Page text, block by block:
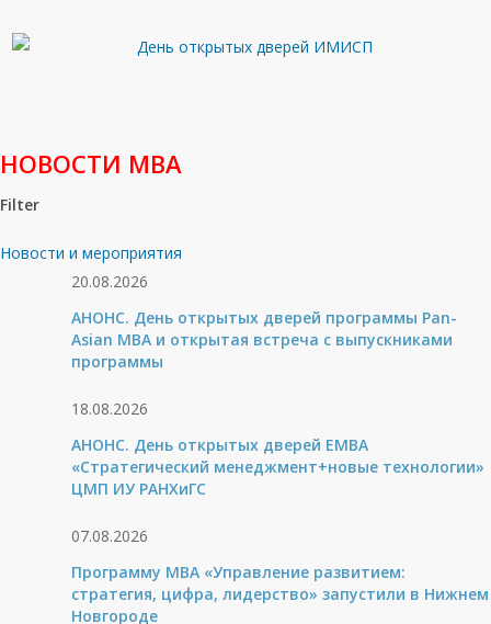
НОВОСТИ МВА
Filter
Новости и мероприятия
20.08.2026
АНОНС. День открытых дверей программы Pan-
Asian MBA и открытая встреча с выпускниками
программы
18.08.2026
АНОНС. День открытых дверей ЕМВА
«Стратегический менеджмент+новые технологии»
ЦМП ИУ РАНХиГС
07.08.2026
Программу MBA «Управление развитием:
стратегия, цифра, лидерство» запустили в Нижнем
Новгороде